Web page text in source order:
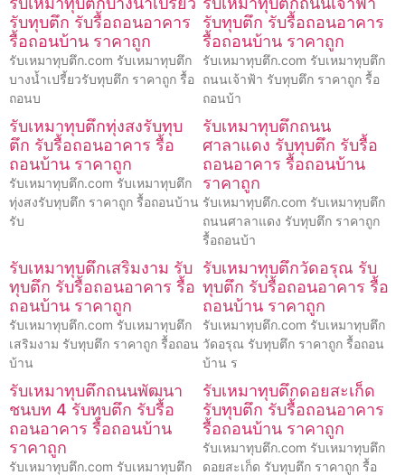
รับทุบตึก รับรื้อถอนอาคาร
รื้อถอนบ้าน ราคาถูก
รับเหมาทุบตึก.com รับเหมาทุบตึก
บางน้ำเปรี้ยวรับทุบตึก ราคาถูก รื้อ
ถอนบ
รับทุบตึก รับรื้อถอนอาคาร
รื้อถอนบ้าน ราคาถูก
รับเหมาทุบตึก.com รับเหมาทุบตึก
ถนนเจ้าฟ้า รับทุบตึก ราคาถูก รื้อ
ถอนบ้า
รับเหมาทุบตึกทุ่งสงรับทุบ
ตึก รับรื้อถอนอาคาร รื้อ
ถอนบ้าน ราคาถูก
รับเหมาทุบตึก.com รับเหมาทุบตึก
ทุ่งสงรับทุบตึก ราคาถูก รื้อถอนบ้าน
รับ
รับเหมาทุบตึกถนน
ศาลาแดง รับทุบตึก รับรื้อ
ถอนอาคาร รื้อถอนบ้าน
ราคาถูก
รับเหมาทุบตึก.com รับเหมาทุบตึก
ถนนศาลาแดง รับทุบตึก ราคาถูก
รื้อถอนบ้า
รับเหมาทุบตึกเสริมงาม รับ
ทุบตึก รับรื้อถอนอาคาร รื้อ
ถอนบ้าน ราคาถูก
รับเหมาทุบตึก.com รับเหมาทุบตึก
เสริมงาม รับทุบตึก ราคาถูก รื้อถอน
บ้าน
รับเหมาทุบตึกวัดอรุณ รับ
ทุบตึก รับรื้อถอนอาคาร รื้อ
ถอนบ้าน ราคาถูก
รับเหมาทุบตึก.com รับเหมาทุบตึก
วัดอรุณ รับทุบตึก ราคาถูก รื้อถอน
บ้าน ร
รับเหมาทุบตึกถนนพัฒนา
ชนบท 4 รับทุบตึก รับรื้อ
ถอนอาคาร รื้อถอนบ้าน
ราคาถูก
รับเหมาทุบตึก.com รับเหมาทุบตึก
รับเหมาทุบตึกดอยสะเก็ด
รับทุบตึก รับรื้อถอนอาคาร
รื้อถอนบ้าน ราคาถูก
รับเหมาทุบตึก.com รับเหมาทุบตึก
ดอยสะเก็ด รับทุบตึก ราคาถูก รื้อ